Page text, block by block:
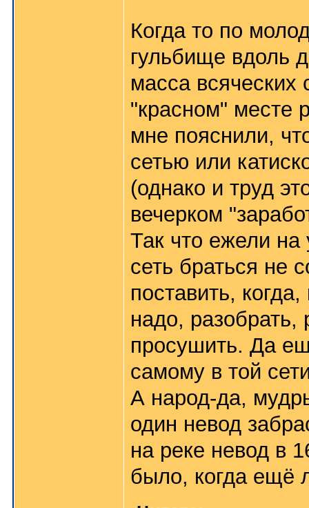
Когда то по
гульбище вдоль
масса
"красном" месте
мне пояснили,
сетью или
(однако и труд
вечерком
Так что ежели на
сеть браться не
поставить,
надо,
просушить. Да
самому в той
А народ-да,
один невод
на реке невод в
было, когда ещё